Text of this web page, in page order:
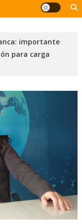
importante
para carga